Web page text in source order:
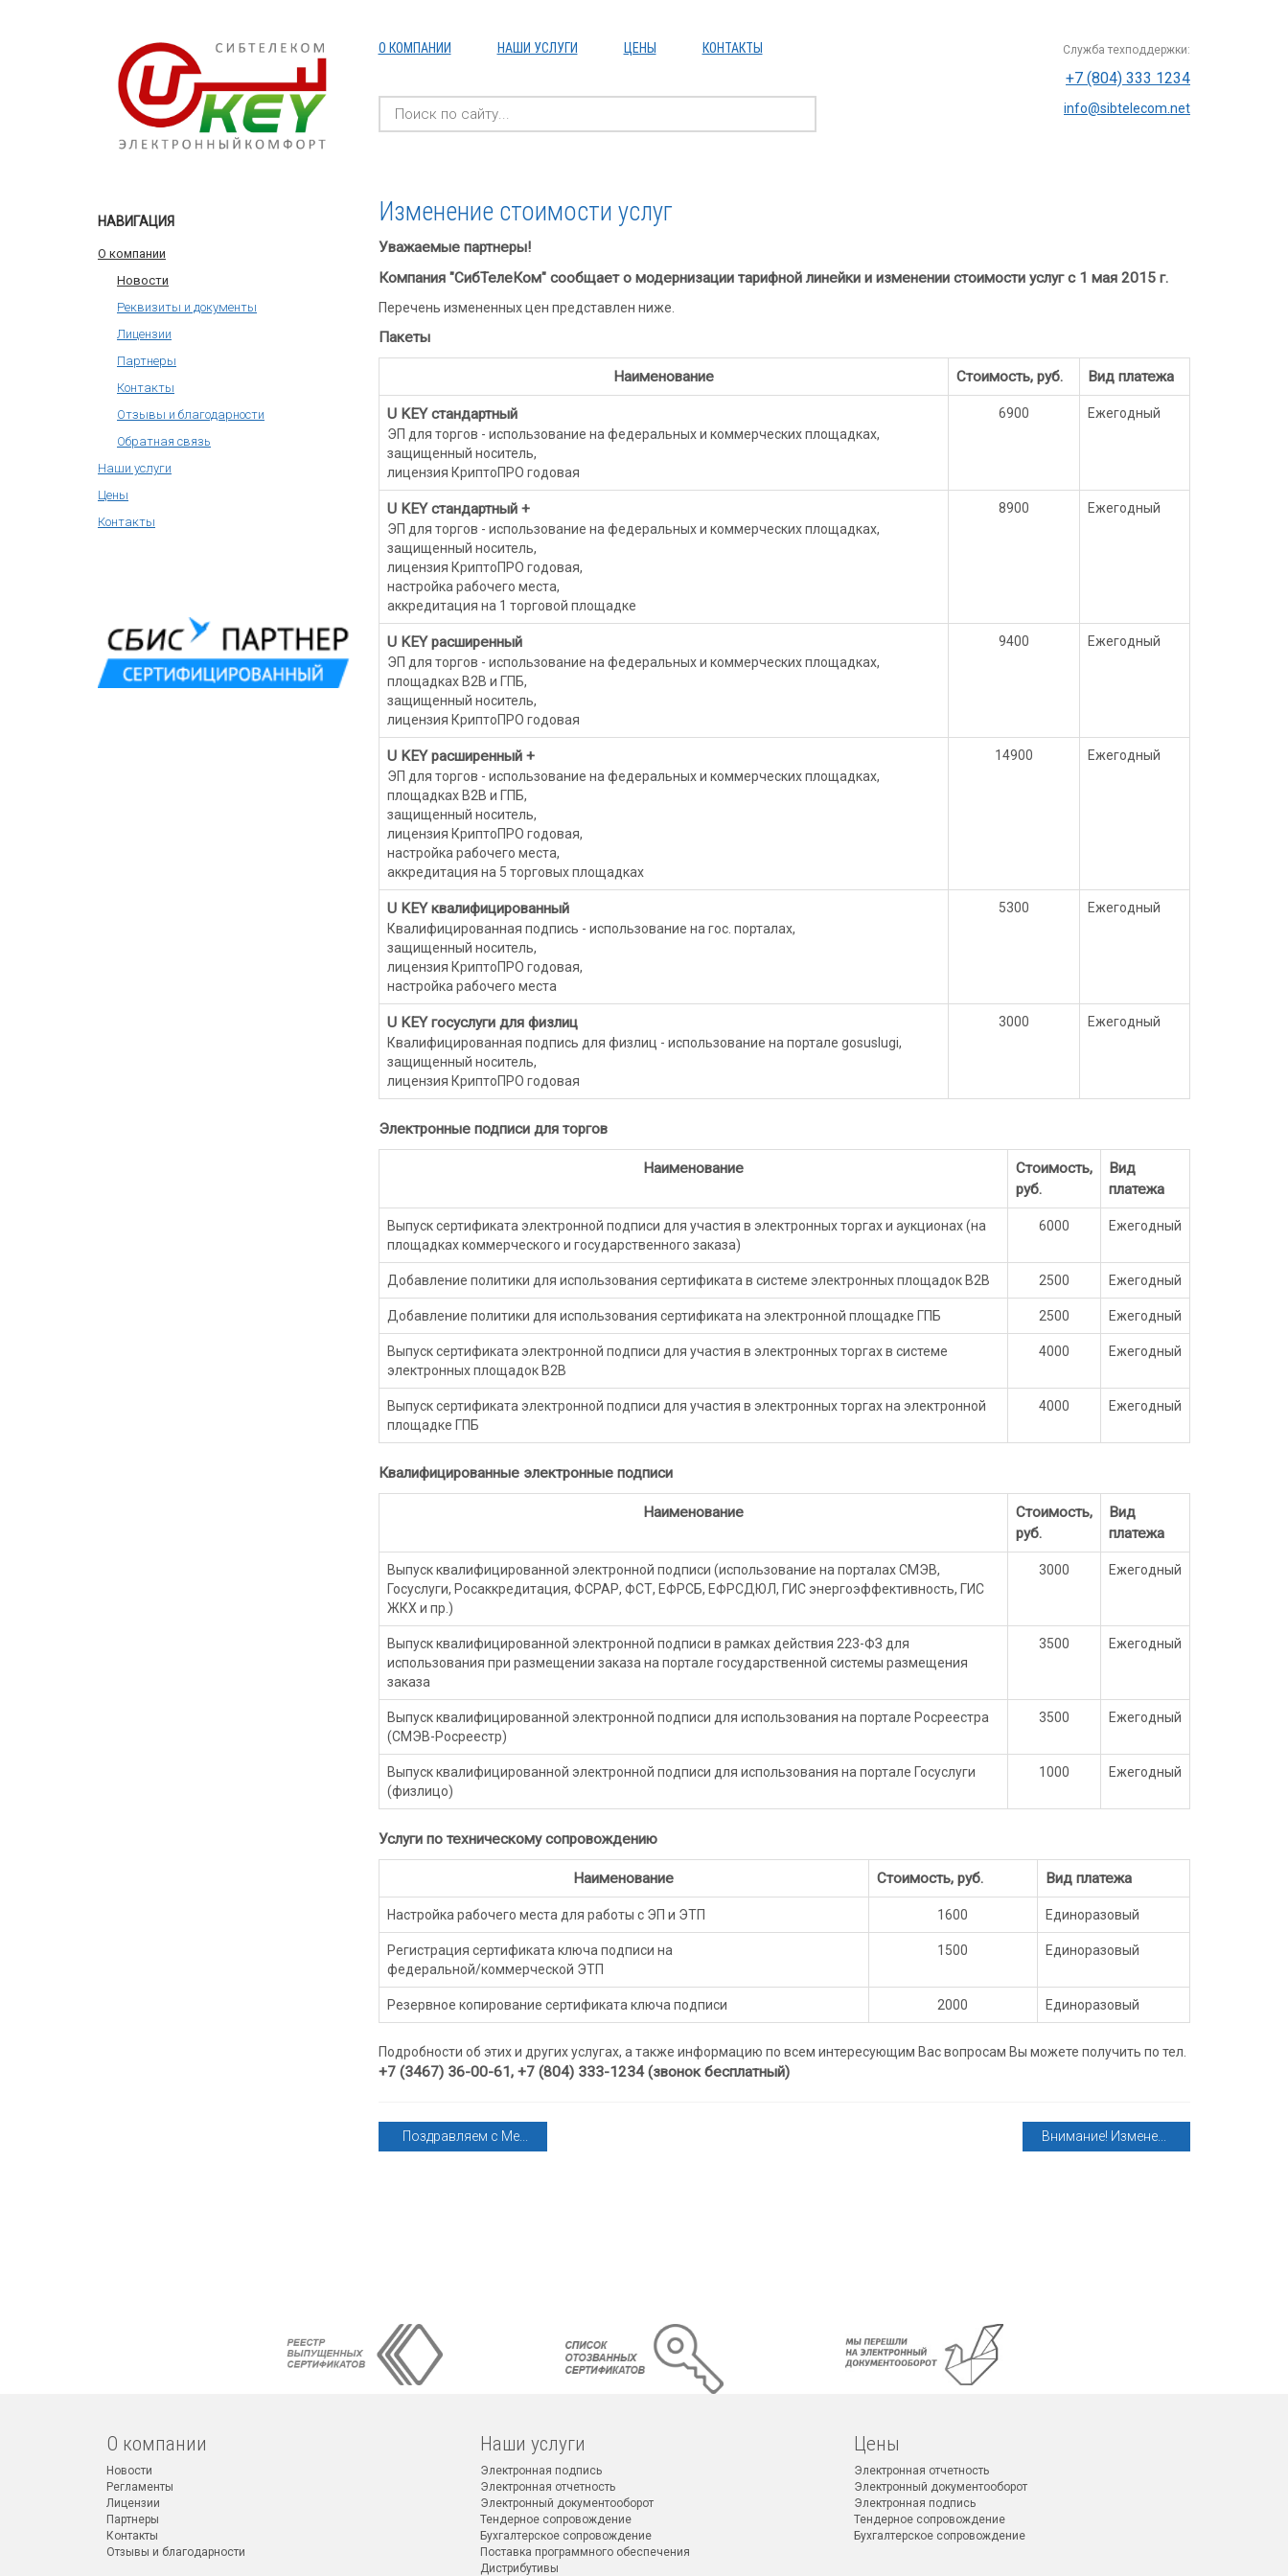
О КОМПАНИИ НАШИ УСЛУГИ ЦЕНЫ КОНТАКТЫ Служба техподдержки:
+7 (804) 333 1234
info@sibtelecom.net
Изменение стоимости услуг
Уважаемые партнеры!
Компания "СибТелеКом" сообщает о модернизации тарифной линейки и изменении стоимости услуг с 1 мая 2015 г.
Перечень измененных цен представлен ниже.
Пакеты
Наименование Стоимость, руб. Вид платежа
U KEY стандартный
ЭП для торгов - использование на федеральных и коммерческих площадках,
защищенный носитель,
лицензия КриптоПРО годовая
6900 Ежегодный
U KEY стандартный +
ЭП для торгов - использование на федеральных и коммерческих площадках,
защищенный носитель,
лицензия КриптоПРО годовая,
настройка рабочего места,
аккредитация на 1 торговой площадке
8900 Ежегодный
U KEY расширенный
ЭП для торгов - использование на федеральных и коммерческих площадках,
площадках B2B и ГПБ,
защищенный носитель,
лицензия КриптоПРО годовая
9400 Ежегодный
U KEY расширенный +
ЭП для торгов - использование на федеральных и коммерческих площадках,
площадках B2B и ГПБ,
защищенный носитель,
лицензия КриптоПРО годовая,
настройка рабочего места,
аккредитация на 5 торговых площадках
14900 Ежегодный
U KEY квалифицированный
Квалифицированная подпись - использование на гос. порталах,
защищенный носитель,
лицензия КриптоПРО годовая,
настройка рабочего места
5300 Ежегодный
U KEY госуслуги для физлиц
Квалифицированная подпись для физлиц - использование на портале gosuslugi,
защищенный носитель,
лицензия КриптоПРО годовая
3000 Ежегодный
Электронные подписи для торгов
Наименование
Стоимость,
руб.
Вид
платежа
Выпуск сертификата электронной подписи для участия в электронных торгах и аукционах (на
площадках коммерческого и государственного заказа)
6000 Ежегодный
Добавление политики для использования сертификата в системе электронных площадок В2В 2500 Ежегодный
Добавление политики для использования сертификата на электронной площадке ГПБ 2500 Ежегодный
Выпуск сертификата электронной подписи для участия в электронных торгах в системе
электронных площадок В2В
4000 Ежегодный
Выпуск сертификата электронной подписи для участия в электронных торгах на электронной
площадке ГПБ
4000 Ежегодный
Квалифицированные электронные подписи
Наименование
Стоимость,
руб.
Вид
платежа
Выпуск квалифицированной электронной подписи (использование на порталах СМЭВ,
Госуслуги, Росаккредитация, ФСРАР, ФСТ, ЕФРСБ, ЕФРСДЮЛ, ГИС энергоэффективность, ГИС
ЖКХ и пр.)
3000 Ежегодный
Выпуск квалифицированной электронной подписи в рамках действия 223-ФЗ для
использования при размещении заказа на портале государственной системы размещения
заказа
3500 Ежегодный
Выпуск квалифицированной электронной подписи для использования на портале Росреестра
(СМЭВ-Росреестр)
3500 Ежегодный
Выпуск квалифицированной электронной подписи для использования на портале Госуслуги
(физлицо)
1000 Ежегодный
Услуги по техническому сопровождению
Наименование Стоимость, руб. Вид платежа
Настройка рабочего места для работы с ЭП и ЭТП 1600 Единоразовый
Регистрация сертификата ключа подписи на
федеральной/коммерческой ЭТП
1500 Единоразовый
Резервное копирование сертификата ключа подписи 2000 Единоразовый
Подробности об этих и других услугах, а также информацию по всем интересующим Вас вопросам Вы можете получить по тел.
+7 (3467) 36-00-61, +7 (804) 333-1234 (звонок бесплатный)
Поздравляем с Ме... Внимание! Измене...
НАВИГАЦИЯ
О компании
Новости
Реквизиты и документы
Лицензии
Партнеры
Контакты
Отзывы и благодарности
Обратная связь
Наши услуги
Цены
Контакты
О компании
Новости
Регламенты
Лицензии
Партнеры
Контакты
Отзывы и благодарности
Наши услуги
Электронная подпись
Электронная отчетность
Электронный документооборот
Тендерное сопровождение
Бухгалтерское сопровождение
Поставка программного обеспечения
Дистрибутивы
Цены
Электронная отчетность
Электронный документооборот
Электронная подпись
Тендерное сопровождение
Бухгалтерское сопровождение